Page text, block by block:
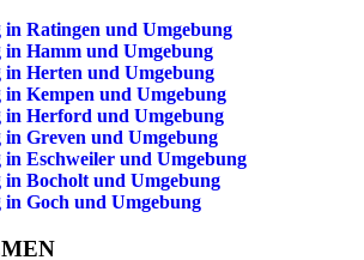
Ratingen und Umgebung
Hamm und Umgebung
Herten und Umgebung
Kempen und Umgebung
in Herford und Umgebung
Greven und Umgebung
Eschweiler und Umgebung
Bocholt und Umgebung
Goch und Umgebung